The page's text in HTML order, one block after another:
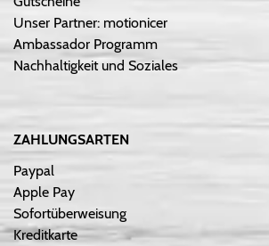
Unser Partner: motionicer
Ambassador Programm
Nachhaltigkeit und Soziales
ZAHLUNGSARTEN
Paypal
Apple Pay
Sofortüberweisung
Kreditkarte